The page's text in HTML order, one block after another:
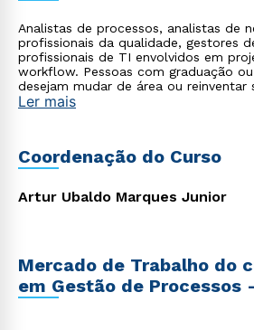
Analistas de processos, analistas de
profissionais da qualidade, gestores
profissionais de TI envolvidos em
workflow. Pessoas com graduação
desejam mudar de área ou reinventar
Ler mais
Coordenação do Curso
Artur Ubaldo Marques Junior
Mercado de Trabalho do
em Gestão de Processos